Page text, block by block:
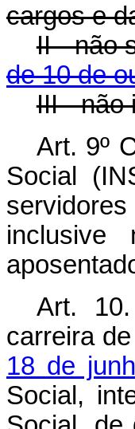
cargos e
II - não
de 10 de
III - não
Art. 9º
Social
Art. 10.
carreira
18 de
Social,